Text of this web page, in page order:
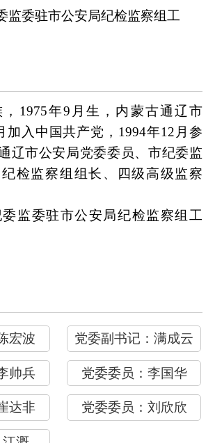
监委驻市公安局纪检监察组工
1975年9月生，内蒙古通辽市
加入中国共产党，1994年12月参
辽市公安局党委委员、市纪委监
检监察组组长、四级高级监察
监委驻市公安局纪检监察组工
宏波 党委副书记：满成云
帅兵 党委委员： 李国华
达非 党委委员： 刘欣欣